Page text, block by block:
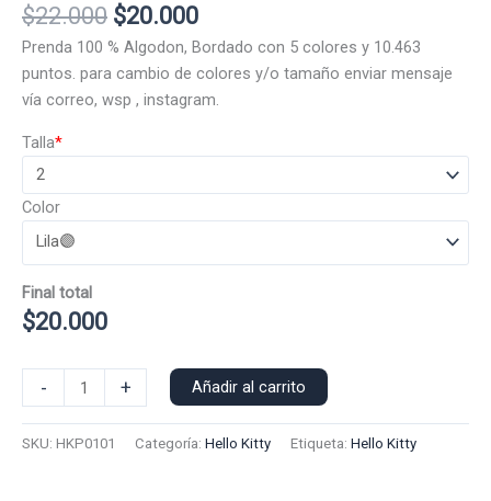
$22.000 El
precio
original
era:
$20.000El
precio
actual
es:
Prenda 100 % Algodon, Bordado con 5 colores y 10.463
puntos. para cambio de colores y/o tamaño enviar mensaje
vía correo, wsp , instagram.
*
Talla
Color
Final total
$20.000
-
Polo
+ Añadir al carrito
SKU: HKP0101 Categoría: Hello Kitty Etiqueta: Hello Kitty